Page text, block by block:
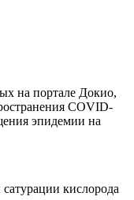
на портале Докио,
COVID-
эпидемии на
кислорода